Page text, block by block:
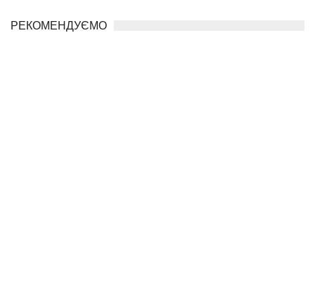
РЕКОМЕНДУЄМО